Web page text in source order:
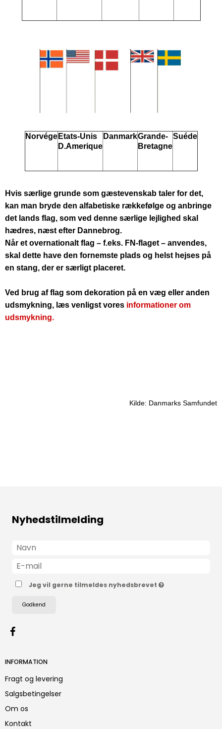
Norvége Etats-Unis
D.Amerique
DanmarkGrande-
Bretagne
Suéde
Hvis særlige grunde som gæstevenskab taler for det,
kan man bryde den alfabetiske rækkefølge og anbringe
det lands flag, som ved denne særlige lejlighed skal
hædres, næst efter Dannebrog.
Når et overnationalt flag – f.eks. FN-flaget – anvendes,
skal dette have den fornemste plads og helst hejses på
en stang, der er særligt placeret.
Ved brug af flag som dekoration på en væg eller anden
udsmykning, læs venligst vores informationer om
udsmykning.
Kilde: Danmarks Samfundet
Nyhedstilmelding
Jeg vil gerne tilmeldes nyhedsbrevet
Godkend
INFORMATION
Fragt og levering
Salgsbetingelser
Om os
Kontakt